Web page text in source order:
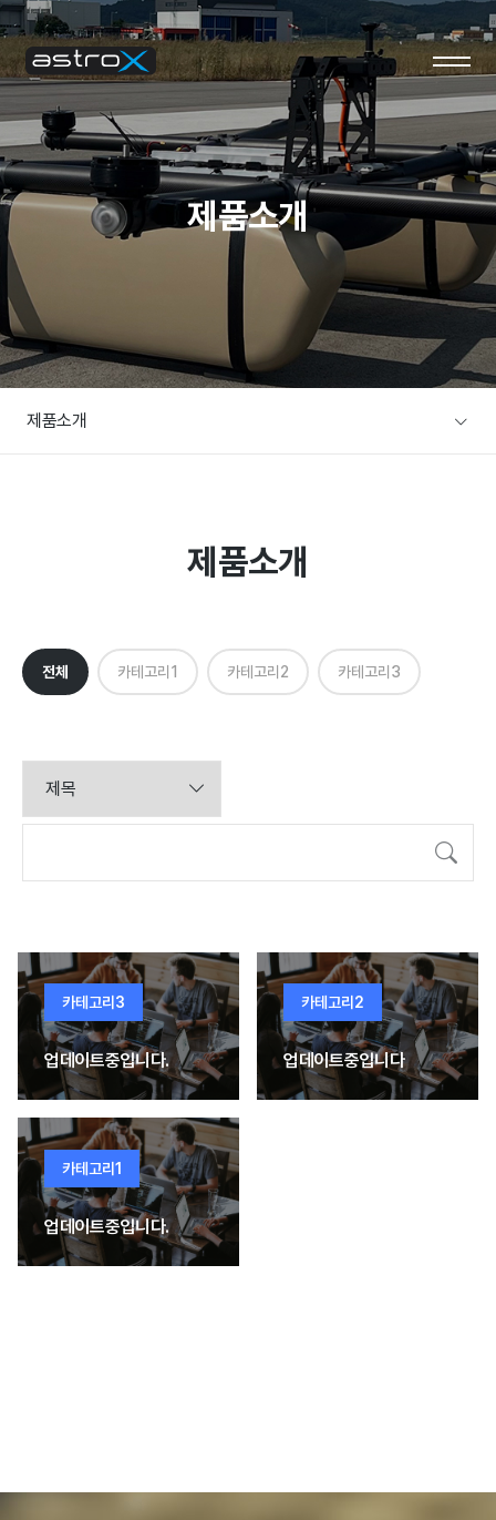
ABOUT US
회사소개
대표 인사말
오시는 길
NEWS
공지사항
BUSINESS
사업 안내
사업 영역
CUSTOMER
제품소개
제품소개
제품소개
제품소개
전체 카테고리1 카테고리2 카테고리3
검색
카테고리3
업데이트중입니다.
카테고리2
업데이트중입니다
카테고리1
업데이트중입니다.